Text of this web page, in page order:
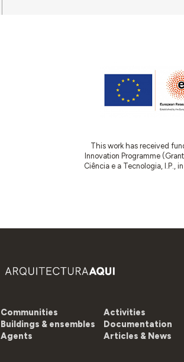
This work has received
Innovation Programme
Ciência e a Tecnologia, I.P.,
Communities
Buildings & ensembles
Agents
Activities
Documentation
Articles & News